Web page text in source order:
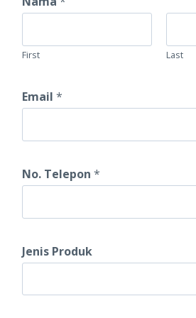
First Last
Email *
No. Telepon *
r
Jenis Produk